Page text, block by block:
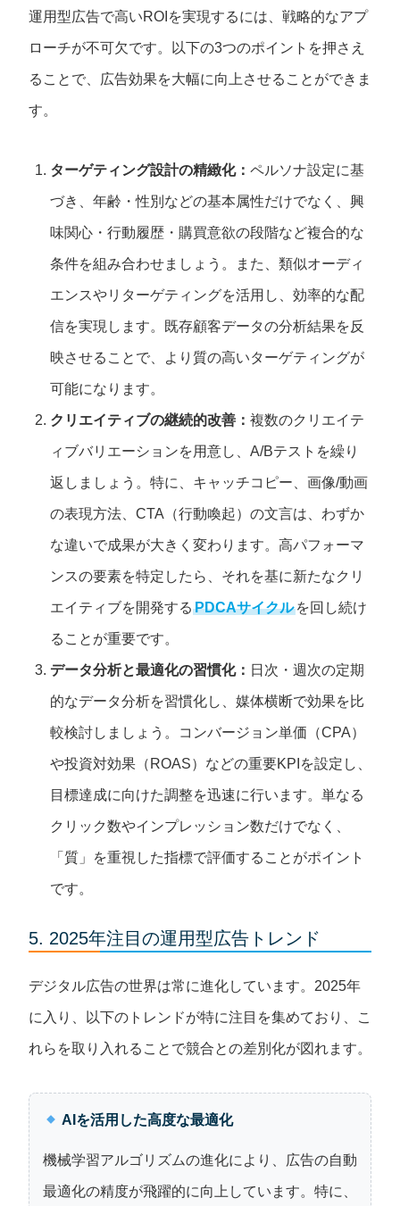
運用型広告で高いROIを実現するには、戦略的なアプ
ローチが不可欠です。以下の3つのポイントを押さえ
ることで、広告効果を大幅に向上させることができま
す。
ターゲティング設計の精緻化： ペルソナ設定に基
づき、年齢・性別などの基本属性だけでなく、興
味関心・行動履歴・購買意欲の段階など複合的な
条件を組み合わせましょう。また、類似オーディ
エンスやリターゲティングを活用し、効率的な配
信を実現します。既存顧客データの分析結果を反
映させることで、より質の高いターゲティングが
可能になります。
クリエイティブの継続的改善： 複数のクリエイテ
ィブバリエーションを用意し、A/Bテストを繰り
返しましょう。特に、キャッチコピー、画像/動画
の表現方法、CTA（行動喚起）の文言は、わずか
な違いで成果が大きく変わります。高パフォーマ
ンスの要素を特定したら、それを基に新たなクリ
エイティブを開発する PDCAサイクル を回し続け
ることが重要です。
データ分析と最適化の習慣化： 日次・週次の定期
的なデータ分析を習慣化し、媒体横断で効果を比
較検討しましょう。コンバージョン単価（CPA）
や投資対効果（ROAS）などの重要KPIを設定し、
目標達成に向けた調整を迅速に行います。単なる
クリック数やインプレッション数だけでなく、
「質」を重視した指標で評価することがポイント
です。
5. 2025年注目の運用型広告トレンド
デジタル広告の世界は常に進化しています。2025年
に入り、以下のトレンドが特に注目を集めており、こ
れらを取り入れることで競合との差別化が図れます。
AIを活用した高度な最適化
機械学習アルゴリズムの進化により、広告の自動
最適化の精度が飛躍的に向上しています。特に、